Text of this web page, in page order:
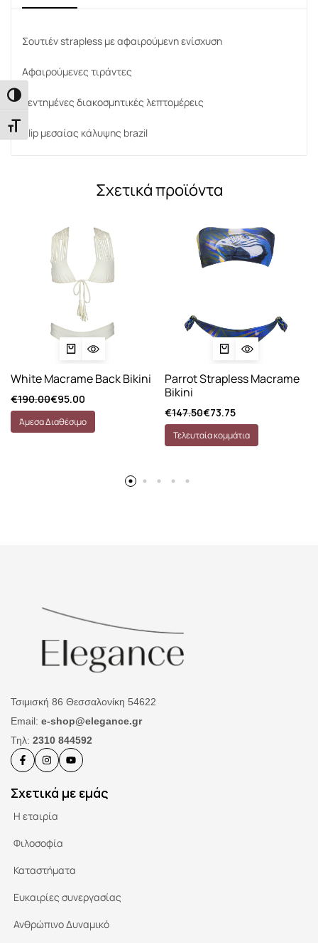
Εναλλαγή Υψηλής Αντίθεσης
Εναλλαγή Μεγέθους Γραμμάτων
Σουτιέν strapless με αφαιρούμενη ενίσχυση
Αφαιρούμενες τιράντες
Κεντημένες διακοσμητικές λεπτομέρεις
Slip μεσαίας κάλυψης brazil
Σχετικά προϊόντα
White Macrame Back Bikini
€190.00€95.00
Άμεσα Διαθέσιμο
Parrot Strapless Macrame
Bikini
€147.50€73.75
Τελευταία κομμάτια
Τσιμισκή 86 Θεσσαλονίκη 54622
Email: e-shop@elegance.gr
Τηλ: 2310 844592
Σχετικά με εμάς
Η εταιρία
Φιλοσοφία
Καταστήματα
Ευκαιρίες συνεργασίας
Ανθρώπινο Δυναμικό